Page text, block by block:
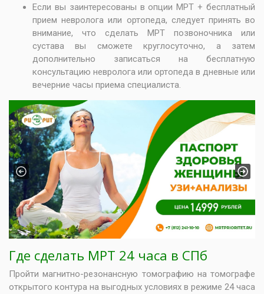
Если вы заинтересованы в опции МРТ + бесплатный
прием невролога или ортопеда, следует принять во
внимание, что сделать МРТ позвоночника или
сустава вы сможете круглосуточно, а затем
дополнительно записаться на бесплатную
консультацию невролога или ортопеда в дневные или
вечерние часы приема специалиста.
Previous Next
Где сделать МРТ 24 часа в СПб
Пройти магнитно-резонансную томографию на томографе
открытого контура на выгодных условиях в режиме 24 часа